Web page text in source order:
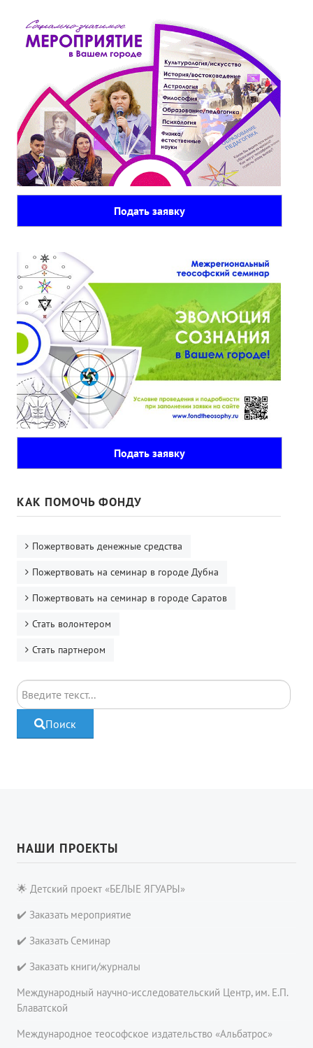
Подать заявку
Подать заявку
КАК ПОМОЧЬ ФОНДУ
Пожертвовать денежные средства
Пожертвовать на семинар в городе Дубна
Пожертвовать на семинар в городе Саратов
Стать волонтером
Стать партнером
Поиск
Поиск
НАШИ ПРОЕКТЫ
🌟 Детский проект «БЕЛЫЕ ЯГУАРЫ»
✔️ Заказать мероприятие
✔️ Заказать Семинар
✔️ Заказать книги/журналы
Международный научно-исследовательский Центр, им. Е.П.
Блаватской
Международное теософское издательство «Альбатрос»